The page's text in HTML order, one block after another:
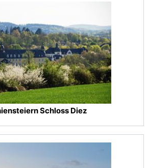
Schloss Diez